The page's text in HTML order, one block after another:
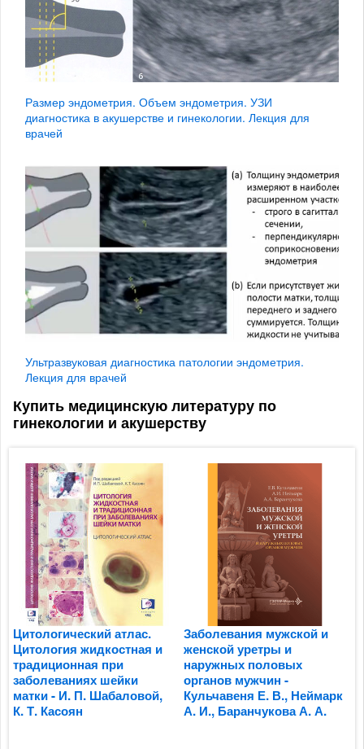
Размер эндометрия. Объем эндометрия. УЗИ
диагностика в акушерстве и гинекологии. Лекция для
врачей
Ультразвуковая диагностика патологии эндометрия.
Лекция для врачей
Купить медицинскую литературу по
гинекологии и акушерству
Цитологический атлас.
Цитология жидкостная и
традиционная при
заболеваниях шейки
матки - И. П. Шабаловой,
К. Т. Касоян
Заболевания мужской и
женской уретры и
наружных половых
органов мужчин -
Кульчавеня Е. В., Неймарк
А. И., Баранчукова А. А.